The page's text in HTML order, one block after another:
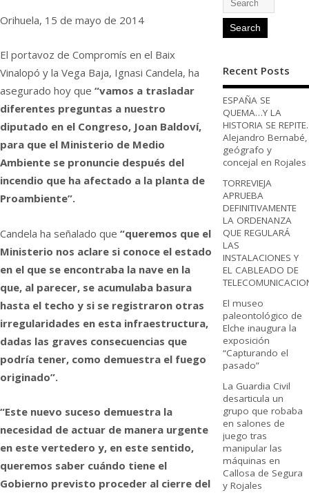
Orihuela, 15 de mayo de 2014
El portavoz de Compromís en el Baix
Vinalopó y la Vega Baja, Ignasi Candela, ha
asegurado hoy que “vamos a trasladar
diferentes preguntas a nuestro
diputado en el Congreso, Joan Baldoví,
para que el Ministerio de Medio
Ambiente se pronuncie después del
incendio que ha afectado a la planta de
Proambiente”.
Candela ha señalado que “queremos que el
Ministerio nos aclare si conoce el estado
en el que se encontraba la nave en la
que, al parecer, se acumulaba basura
hasta el techo y si se registraron otras
irregularidades en esta infraestructura,
dadas las graves consecuencias que
podría tener, como demuestra el fuego
originado”.
“Este nuevo suceso demuestra la
necesidad de actuar de manera urgente
en este vertedero y, en este sentido,
queremos saber cuándo tiene el
Gobierno previsto proceder al cierre del
Recent Posts
ESPAÑA SE
QUEMA…Y LA
HISTORIA SE REPITE.
Alejandro Bernabé,
geógrafo y
concejal en Rojales
TORREVIEJA
APRUEBA
DEFINITIVAMENTE
LA ORDENANZA
QUE REGULARÁ
LAS
INSTALACIONES Y
EL CABLEADO DE
El museo
paleontológico de
Elche inaugura la
exposición
“Capturando el
pasado”
La Guardia Civil
desarticula un
grupo que robaba
en salones de
juego tras
manipular las
máquinas en
Callosa de Segura
y Rojales